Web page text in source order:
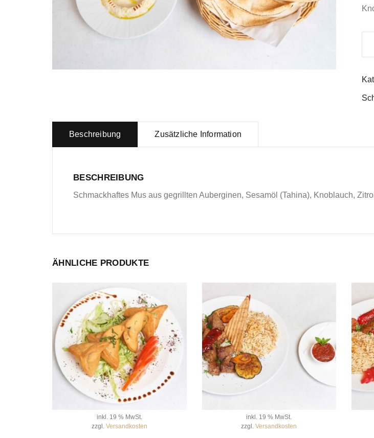
Beschreibung Zusätzliche Information
BESCHREIBUNG
Schmackhaftes Mus aus gegrillten Auberginen, Sesamöl (Tahina), Knoblauch,
ÄHNLICHE PRODUKTE
inkl. 19 % MwSt.
zzgl. Versandkosten
inkl. 19 % MwSt.
zzgl.Versandkosten